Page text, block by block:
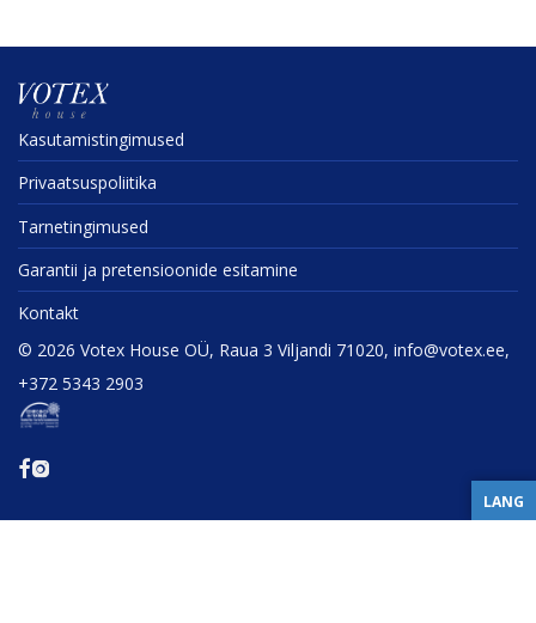
Kasuta­mis­tin­gi­mused
Privaat­sus­po­liitika
Tarne­tin­gi­mused
Garantii ja preten­sioonide esitamine
Kontakt
© 2026 Votex House OÜ, Raua 3 Viljandi 71020, info@votex.ee,
+372 5343 2903
LANG